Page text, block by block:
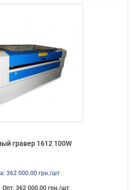
гравер 1612 100W
362 000.00 грн./шт
Опт: 362 000.00 грн./шт